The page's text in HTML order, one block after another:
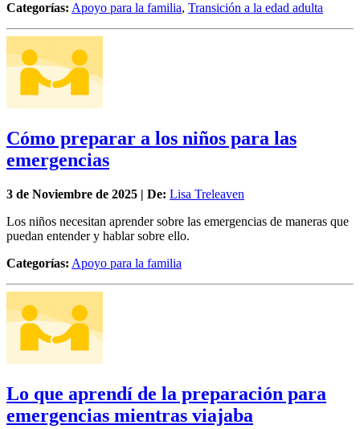
Categorías: Apoyo para la familia, Transición a la edad adulta
Cómo preparar a los niños para las
emergencias
3 de Noviembre de 2025 | De: Lisa Treleaven
Los niños necesitan aprender sobre las emergencias de maneras que
puedan entender y hablar sobre ello.
Categorías: Apoyo para la familia
Lo que aprendí de la preparación para
emergencias mientras viajaba